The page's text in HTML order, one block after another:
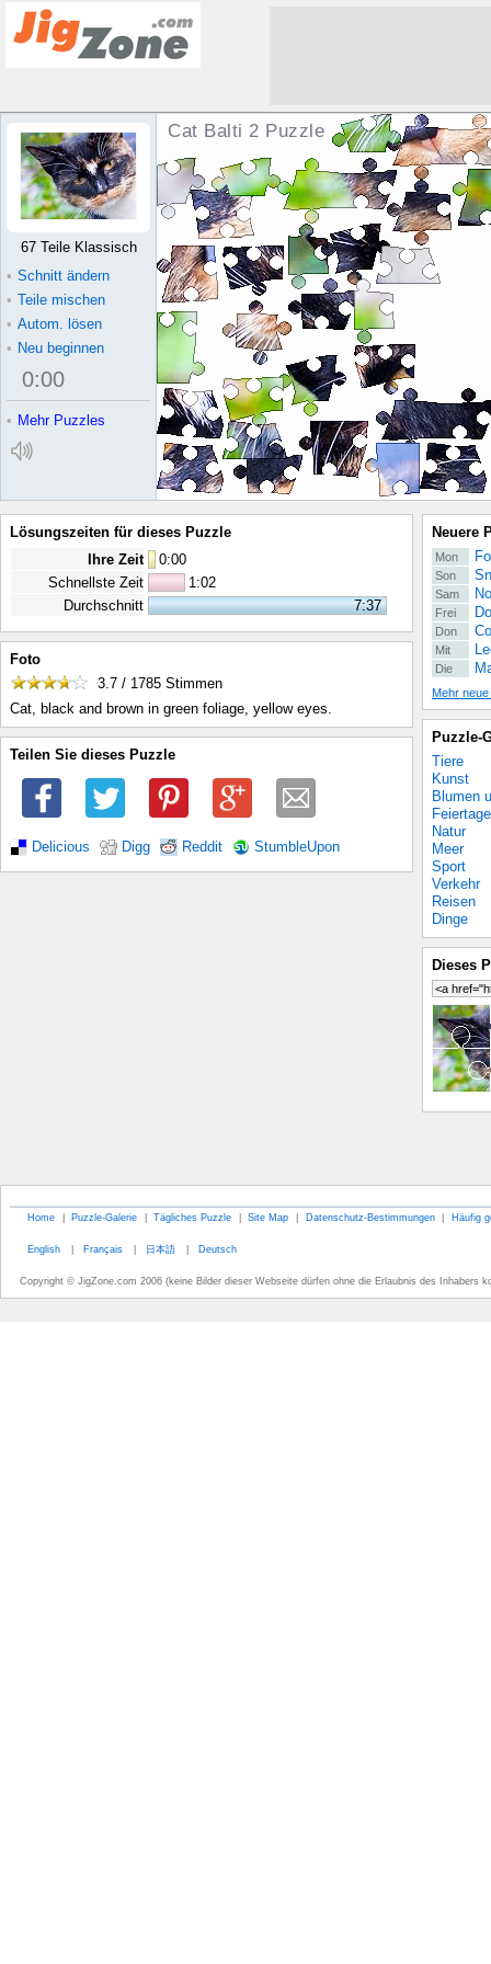
Cat Balti 2 Puzzle
67 Teile Klassisch
• Schnitt ändern
• Teile mischen
• Autom. lösen
• Neu beginnen
0:00
• Mehr Puzzles
Lösungszeiten für dieses Puzzle
Ihre Zeit
0:00
Schnellste Zeit
1:02
Durchschnitt
7:37
Foto
3.7 / 1785 Stimmen
Cat, black and brown in green foliage, yellow eyes.
Teilen Sie dieses Puzzle
Delicious Digg Reddit StumbleUpon
Neuere
Mon
Son
Sam
Frei
Don
Mit
Die
Mehr
Puzzle-
Tiere
Kunst
Blumen
Feiertage
Natur
Meer
Sport
Verkehr
Reisen
Dinge
Dieses
Home | Puzzle-Galerie | Tägliches Puzzle | Site Map | Datenschutz-Bestimmungen | Häufig
English | Français | 日本語 | Deutsch
Copyright © JigZone.com 2006 (keine Bilder dieser Webseite dürfen ohne die Erlaubnis des Inhabers